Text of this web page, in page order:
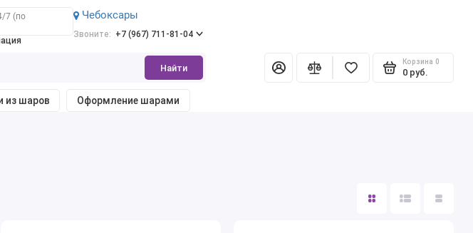
7 (по
Чебоксары
Звоните: +7 (967) 711-81-04
Найти
Корзина 0
0 руб.
из шаров Оформление шарами